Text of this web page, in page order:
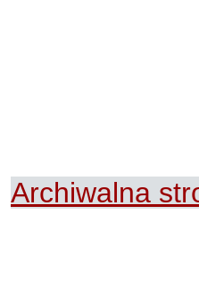
Archiwalna